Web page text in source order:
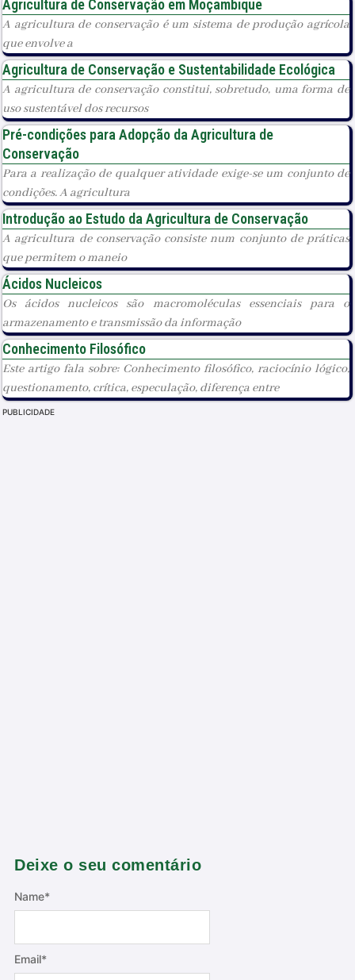
Agricultura de Conservação em Moçambique
A agricultura de conservação é um sistema de produção agrícola
que envolve a
Agricultura de Conservação e Sustentabilidade Ecológica
A agricultura de conservação constitui, sobretudo, uma forma de
uso sustentável dos recursos
Pré-condições para Adopção da Agricultura de
Conservação
Para a realização de qualquer atividade exige-se um conjunto de
condições. A agricultura
Introdução ao Estudo da Agricultura de Conservação
A agricultura de conservação consiste num conjunto de práticas
que permitem o maneio
Ácidos Nucleicos
Os ácidos nucleicos são macromoléculas essenciais para o
armazenamento e transmissão da informação
Conhecimento Filosófico
Este artigo fala sobre: Conhecimento filosófico, raciocínio lógico,
questionamento, crítica, especulação, diferença entre
PUBLICIDADE
Deixe o seu comentário
Name*
Email*